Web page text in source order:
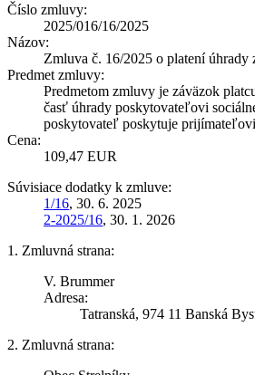
Číslo zmluvy:
2025/016/16/2025
Názov:
Zmluva č. 16/2025 o platení úhrady
Predmet zmluvy:
Predmetom zmluvy je záväzok
časť úhrady poskytovateľovi
poskytovateľ poskytuje
Cena:
109,47 EUR
Súvisiace dodatky k zmluve:
1/16, 30. 6. 2025
2-2025/16, 30. 1. 2026
1. Zmluvná strana:
V. Brummer
Adresa:
Tatranská, 974 11 Banská
2. Zmluvná strana: